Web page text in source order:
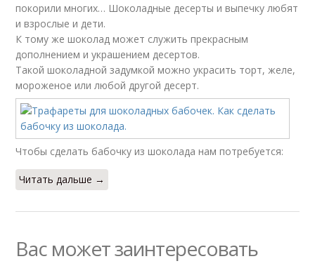
покорили многих… Шоколадные десерты и выпечку любят
и взрослые и дети.
К тому же шоколад может служить прекрасным
дополнением и украшением десертов.
Такой шоколадной задумкой можно украсить торт, желе,
мороженое или любой другой десерт.
Чтобы сделать бабочку из шоколада нам потребуется:
Читать дальше →
Вас может заинтересовать